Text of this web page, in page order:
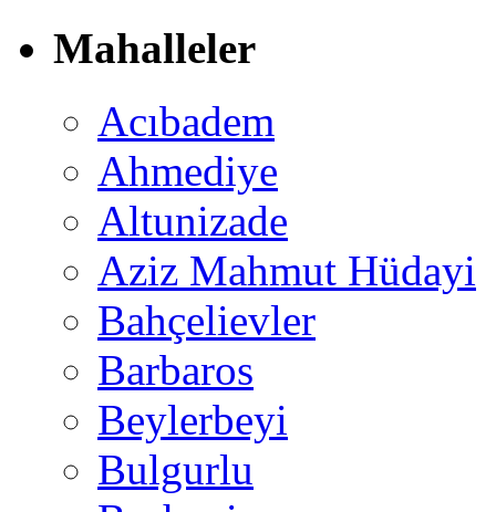
Mahalleler
Acıbadem
Ahmediye
Altunizade
Aziz Mahmut Hüdayi
Bahçelievler
Barbaros
Beylerbeyi
Bulgurlu